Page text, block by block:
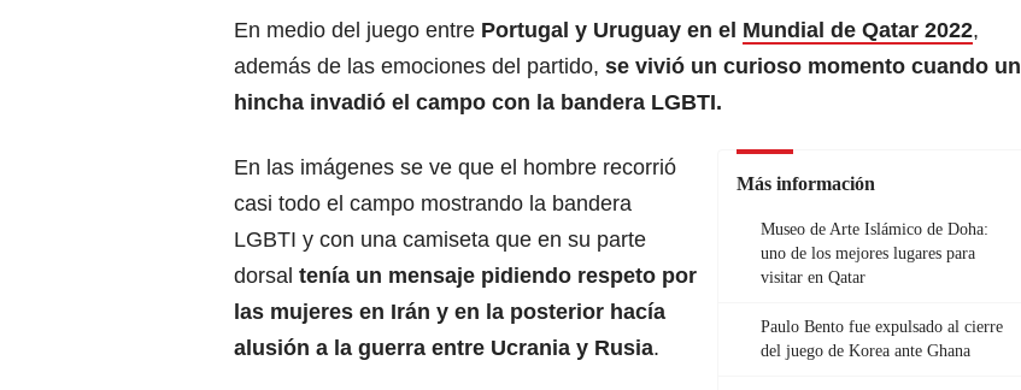
En medio del juego entre Portugal y Uruguay en el Mundial de Qatar 2022,
además de las emociones del partido, se vivió un curioso momento cuando un
hincha invadió el campo con la bandera LGBTI.
Más información
Museo de Arte Islámico de Doha:
uno de los mejores lugares para
visitar en Qatar
Paulo Bento fue expulsado al cierre
del juego de Korea ante Ghana
En las imágenes se ve que el hombre recorrió
casi todo el campo mostrando la bandera
LGBTI y con una camiseta que en su parte
dorsal tenía un mensaje pidiendo respeto por
las mujeres en Irán y en la posterior hacía
alusión a la guerra entre Ucrania y Rusia.